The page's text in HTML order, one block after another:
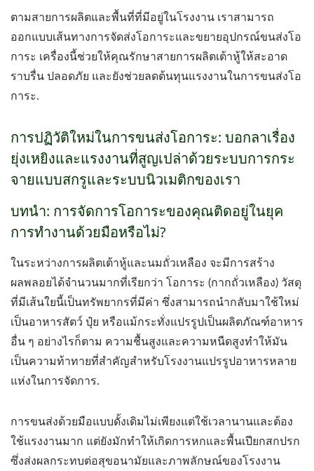
ตามสายการผลิตและพื้นที่ที่มีอยู่ในโรงงาน เราสามารถ
ออกแบบเส้นทางการจัดส่งโอการะและขยายอุปกรณ์ขนส่งโอ
การะ เครื่องนี้ช่วยให้คุณรักษาสายการผลิตเต้าหู้ให้สะอาด
ราบรื่น ปลอดภัย และยังช่วยลดต้นทุนแรงงานในการขนส่งโอ
การะ.
การปฏิวัติใหม่ในการขนส่งโอการะ: บอกลาเรื่อง
ยุ่งเหยิงและแรงงานที่สูญเปล่าด้วยระบบการกระ
จายแบบสกรูและระบบนิวเมติกของเรา
บทนำ: การจัดการโอการะของคุณติดอยู่ในยุค
การทำงานด้วยมือหรือไม่?
ในระหว่างการผลิตเต้าหู้และนมถั่วเหลือง จะมีการสร้าง
ผลพลอยได้จำนวนมากที่เรียกว่า โอการะ (กากถั่วเหลือง) วัสดุ
ที่มีเส้นใยนี้เป็นทรัพยากรที่มีค่า ซึ่งสามารถนำกลับมาใช้ใหม่
เป็นอาหารสัตว์ ปุ๋ย หรือแม้กระทั่งแปรรูปเป็นผลิตภัณฑ์อาหาร
อื่น ๆ อย่างไรก็ตาม ความชื้นสูงและความหนืดสูงทำให้มัน
เป็นความท้าทายที่สำคัญสำหรับโรงงานแปรรูปอาหารหลาย
แห่งในการจัดการ.
การขนส่งด้วยมือแบบดั้งเดิมไม่เพียงแต่ใช้เวลานานและต้อง
ใช้แรงงานมาก แต่ยังมักทำให้เกิดการหกและพื้นเปียกสกปรก
ซึ่งส่งผลกระทบต่อสุขอนามัยและภาพลักษณ์ของโรงงาน